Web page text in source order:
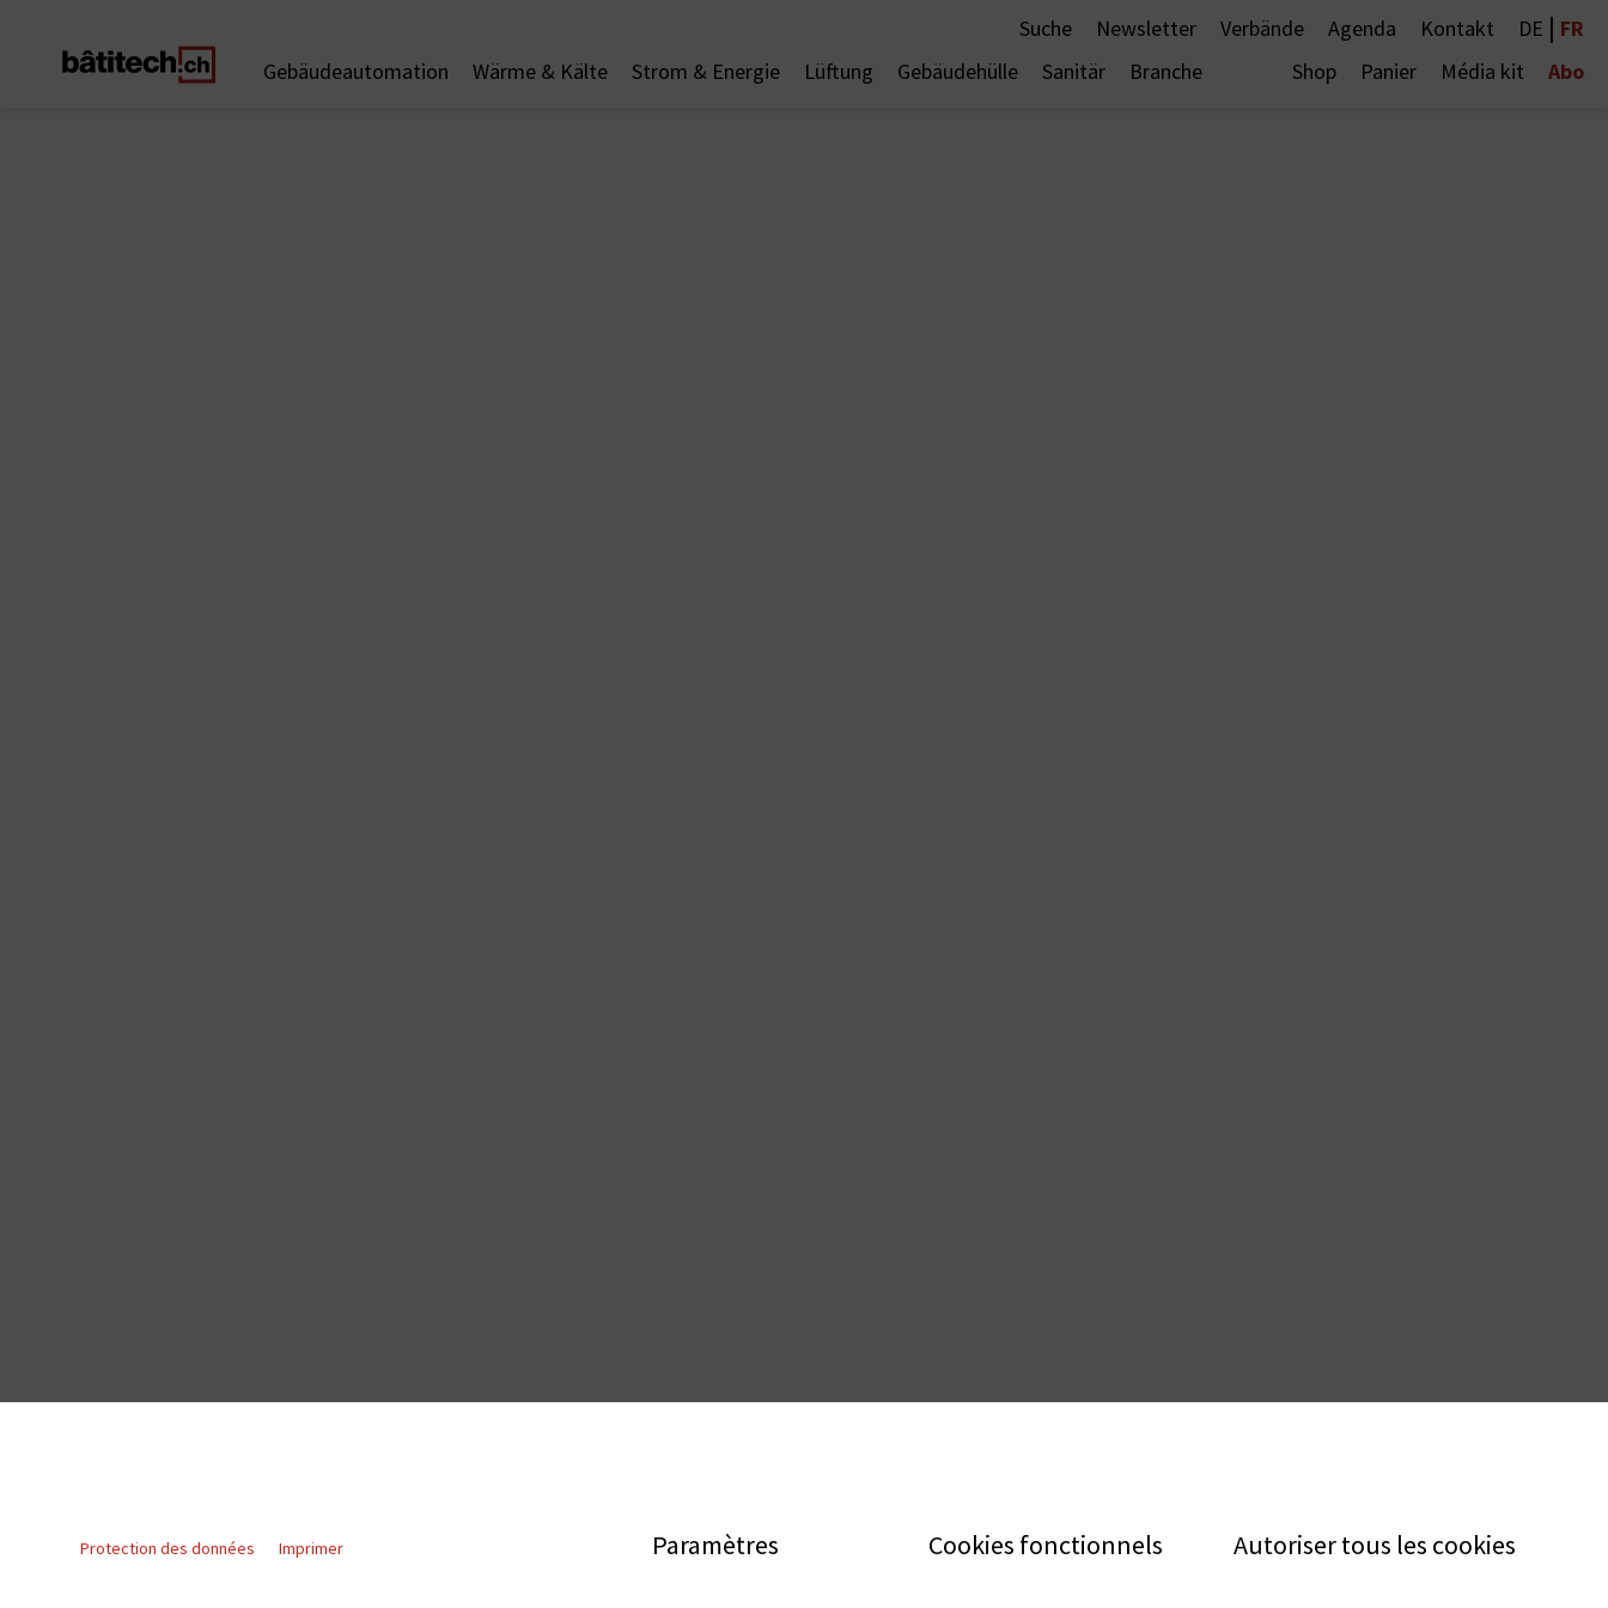
Suche Newsletter Verbände Agenda Kontakt DE | FR
Gebäudeautomation Wärme & Kälte Strom & Energie Lüftung Gebäudehülle Sanitär Branche Shop Panier Média kit Abo
Protection des données Imprimer Paramètres Cookies fonctionnels Autoriser tous les cookies